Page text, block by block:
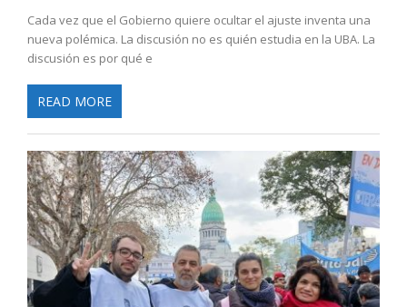
Cada vez que el Gobierno quiere ocultar el ajuste inventa una
nueva polémica. La discusión no es quién estudia en la UBA. La
discusión es por qué e
READ MORE